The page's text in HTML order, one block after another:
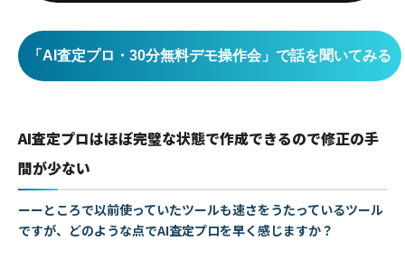
「AI査定プロ・30分無料デモ操作会」で話を聞いてみる
AI査定プロはほぼ完璧な状態で作成できるので修正の手
間が少ない
ーーところで以前使っていたツールも速さをうたっているツール
ですが、どのような点でAI査定プロを早く感じますか？